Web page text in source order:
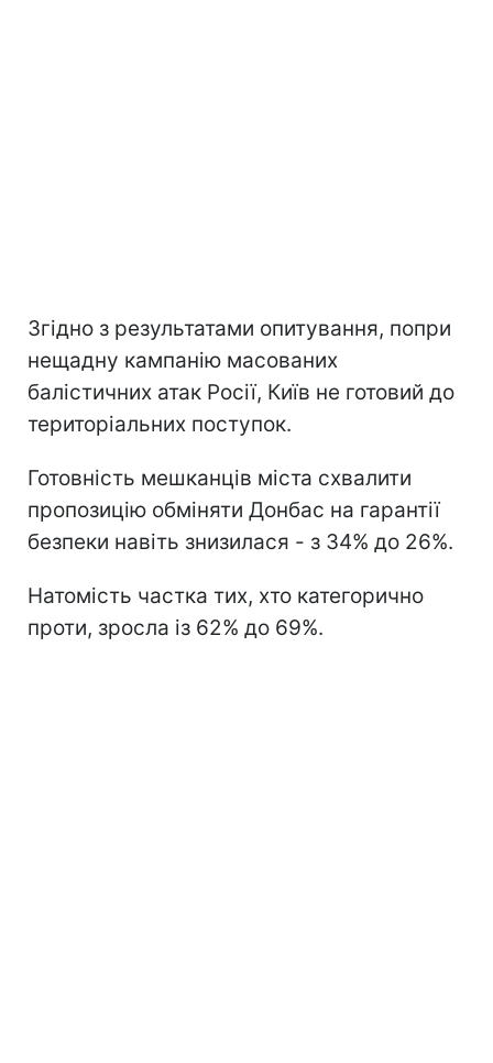
Згідно з результатами опитування, попри
нещадну кампанію масованих
балістичних атак Росії, Київ не готовий до
територіальних поступок.
Готовність мешканців міста схвалити
пропозицію обміняти Донбас на гарантії
безпеки навіть знизилася - з 34% до 26%.
Натомість частка тих, хто категорично
проти, зросла із 62% до 69%.